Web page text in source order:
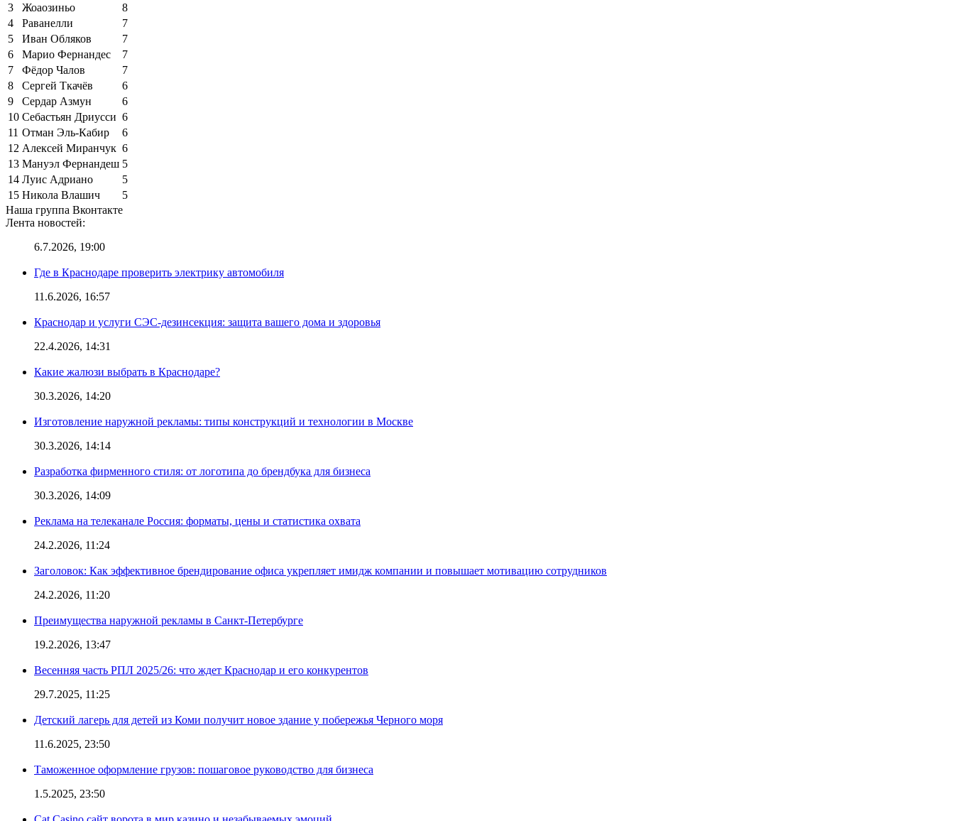
3
Жоаозиньо
8
4
Раванелли
7
5
Иван Обляков
7
6
Марио Фернандес
7
7
Фёдор Чалов
7
8
Сергей Ткачёв
6
9
Сердар Азмун
6
10 Себастьян Дриусси 6
11 Отман Эль-Кабир
6
12 Алексей Миранчук 6
13 Мануэл Фернандеш 5
14 Луис Адриано
5
15 Никола Влашич
5
Наша группа Вконтакте
Лента новостей:
6.7.2026, 19:00
Где в Краснодаре проверить электрику автомобиля
11.6.2026, 16:57
Краснодар и услуги СЭС-дезинсекция: защита вашего дома и здоровья
22.4.2026, 14:31
Какие жалюзи выбрать в Краснодаре?
30.3.2026, 14:20
Изготовление наружной рекламы: типы конструкций и технологии в Москве
30.3.2026, 14:14
Разработка фирменного стиля: от логотипа до брендбука для бизнеса
30.3.2026, 14:09
Реклама на телеканале Россия: форматы, цены и статистика охвата
24.2.2026, 11:24
Заголовок: Как эффективное брендирование офиса укрепляет имидж компании и повышает мотивацию сотрудников
24.2.2026, 11:20
Преимущества наружной рекламы в Санкт-Петербурге
19.2.2026, 13:47
Весенняя часть РПЛ 2025/26: что ждет Краснодар и его конкурентов
29.7.2025, 11:25
Детский лагерь для детей из Коми получит новое здание у побережья Черного моря
11.6.2025, 23:50
Таможенное оформление грузов: пошаговое руководство для бизнеса
1.5.2025, 23:50